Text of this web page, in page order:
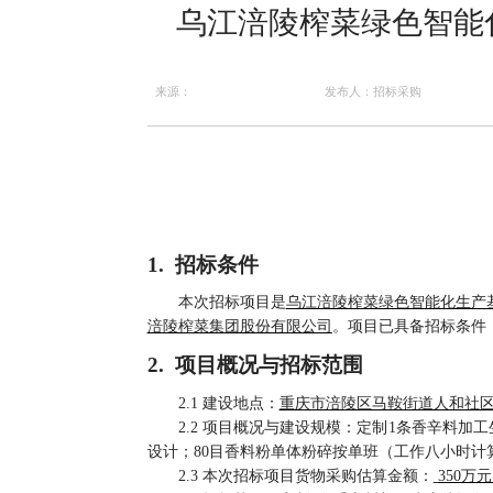
乌江涪陵榨菜绿色智
来源： 发布人：招标采购
1. 招标条件
本次招标项目是乌江涪陵榨菜绿色智能化生产
涪陵榨菜集团股份有限公司 。项目已具备招标条件
2. 项目概况与招标范围
2.1 建设地点： 重庆市涪陵区马鞍街道人和社
2.2 项目概况与建设规模： 定制 1条香辛料加工
设计；80目香料粉单体粉碎按单班（工作八小时计
2.3 本次招标项目货物采购估算金额：
350万